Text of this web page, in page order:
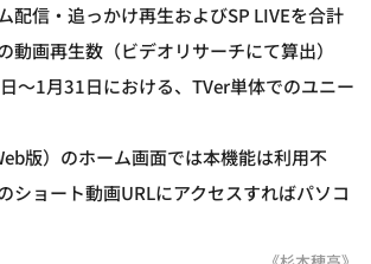
配信・追っかけ再生およびSP LIVEを合計
動画再生数（ビデオリサーチにて算出）
～1月31日における、TVer単体でのユニー
版）のホーム画面では本機能は利用不
ショート動画URLにアクセスすればパソコ